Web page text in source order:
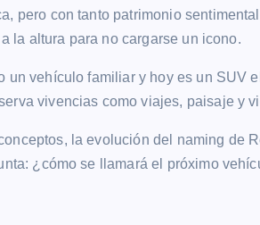
pero con tanto patrimonio
la altura para no cargarse un icono.
un vehículo familiar y hoy es un SUV
vivencias como viajes, paisaje y
la evolución del naming de
¿cómo se llamará el próximo